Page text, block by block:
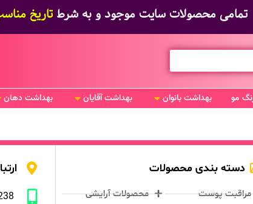
تمامی محصولات سایت موجود و به شرط تاریخ
مو بهداشت بانوان بهداشت آقایان بهداشت دهان
دسته بندی محصولات
مراقبت پوست
محصولات آرایشی